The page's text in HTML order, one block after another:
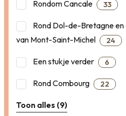
Rondom Cancale 33
Rond Dol-de-Bretagne en
van Mont-Saint-Michel
24
Een stukje verder 6
Rond Combourg 22
Toon alles (9)